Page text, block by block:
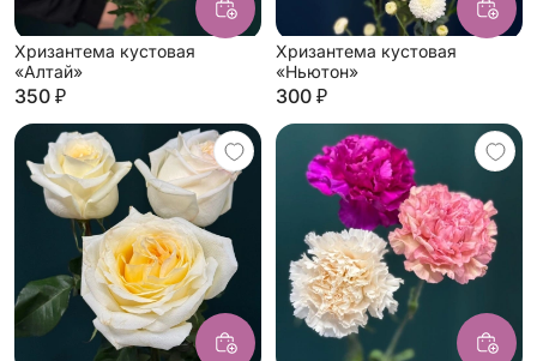
Хризантема кустовая
«Алтай»
350 ₽
Хризантема кустовая
«Ньютон»
300 ₽